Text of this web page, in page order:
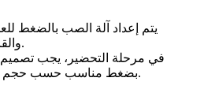
يتم إعداد آلة الصب بالضغط
والقالب لدرجة الحرارة المطلوبة.
في مرحلة التحضير، يجب تصميم
بضغط مناسب حسب حجم الأجزاء وعدد تجاويف القالب.